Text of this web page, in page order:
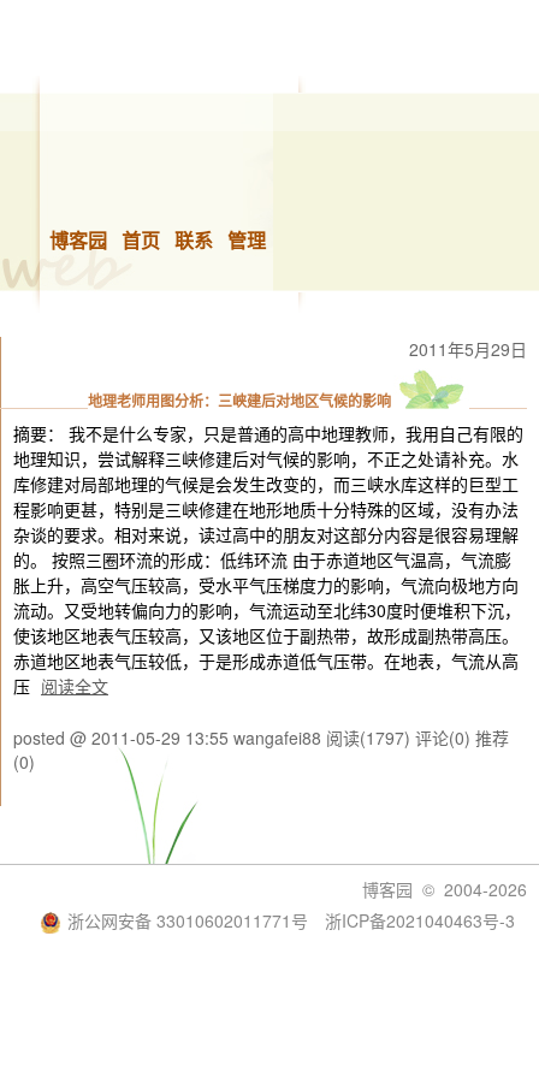
博客园 首页 联系 管理
2011年5月29日
地理老师用图分析：三峡建后对地区气候的影响
摘要： 我不是什么专家，只是普通的高中地理教师，我用自己有限的
地理知识，尝试解释三峡修建后对气候的影响，不正之处请补充。水
库修建对局部地理的气候是会发生改变的，而三峡水库这样的巨型工
程影响更甚，特别是三峡修建在地形地质十分特殊的区域，没有办法
杂谈的要求。相对来说，读过高中的朋友对这部分内容是很容易理解
的。 按照三圈环流的形成：低纬环流 由于赤道地区气温高，气流膨
胀上升，高空气压较高，受水平气压梯度力的影响，气流向极地方向
流动。又受地转偏向力的影响，气流运动至北纬30度时便堆积下沉，
使该地区地表气压较高，又该地区位于副热带，故形成副热带高压。
赤道地区地表气压较低，于是形成赤道低气压带。在地表，气流从高
压 阅读全文
posted @ 2011-05-29 13:55 wangafei88 阅读(1797) 评论(0) 推荐
(0)
博客园 © 2004-2026
浙公网安备 33010602011771号
浙ICP备2021040463号-3